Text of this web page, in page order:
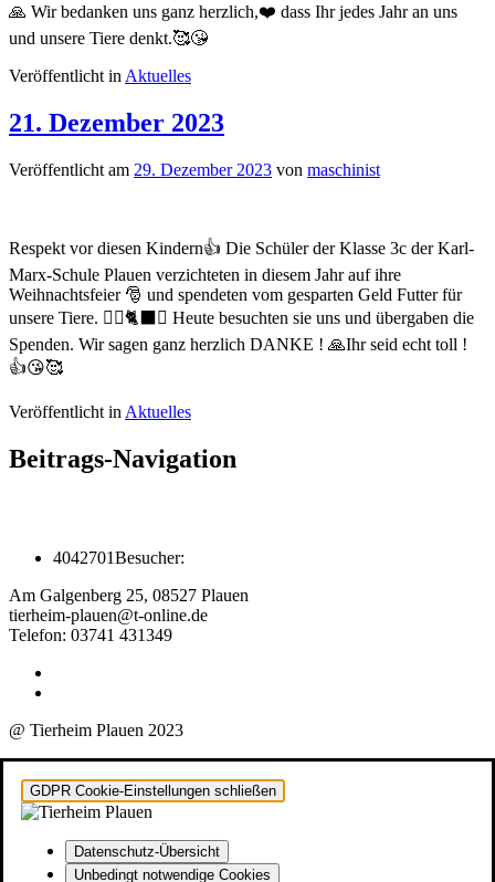
🙏 Wir bedanken uns ganz herzlich,❤️ dass Ihr jedes Jahr an uns
und unsere Tiere denkt.🥰😘
Veröffentlicht inAktuelles
21. Dezember 2023
Veröffentlicht am 29. Dezember 2023 von maschinist
Respekt vor diesen Kindern👍 Die Schüler der Klasse 3c der Karl-
Marx-Schule Plauen verzichteten in diesem Jahr auf ihre
Weihnachtsfeier 🎅 und spendeten vom gesparten Geld Futter für
unsere Tiere. 🐕‍🦺🐈‍⬛🐇 Heute besuchten sie uns und übergaben die
Spenden. Wir sagen ganz herzlich DANKE ! 🙏Ihr seid echt toll !
👍😘🥰
Veröffentlicht in Aktuelles
Beitrags-Navigation
4042701Besucher:
Am Galgenberg 25, 08527 Plauen
tierheim-plauen@t-online.de
Telefon: 03741 431349
@ Tierheim Plauen 2023
GDPR Cookie-Einstellungen schließen
Datenschutz-Übersicht
Unbedingt notwendige Cookies